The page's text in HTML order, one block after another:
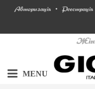
Авторизація • Реєстрація
MENU